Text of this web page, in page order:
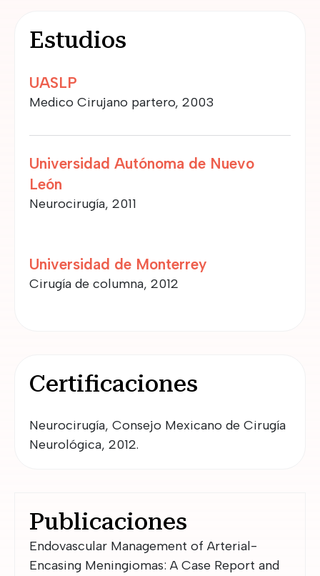
Estudios
UASLP
Medico Cirujano partero, 2003
Universidad Autónoma de Nuevo
León
Neurocirugía, 2011
Universidad de Monterrey
Cirugía de columna, 2012
Certificaciones
Neurocirugía, Consejo Mexicano de Cirugía
Neurológica, 2012.
Publicaciones
Endovascular Management of Arterial-
Encasing Meningiomas: A Case Report and